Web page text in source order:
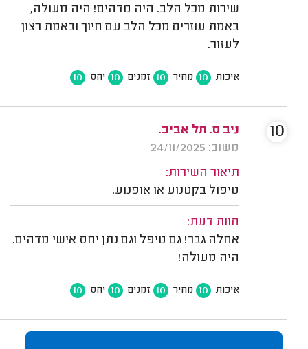
שירות מכל הלב. היה מדהים! היה מעולה,
באמת עוזרים מכל הלב עם חיוך ובאמת רצון
לעזור.
איכות 10 מחיר 10 זמנים 10 יחס 10
ניב ס. תל אביב.
משוב: 24/11/2025
תיאור השירות:
טיפול בקטנוע או אופנוע.
חוות דעת:
אחלה גבר! גם טיפל וגם נתן יחס אישי מדהים.
היה מעולה!
איכות 10 מחיר 10 זמנים 10 יחס 10
10